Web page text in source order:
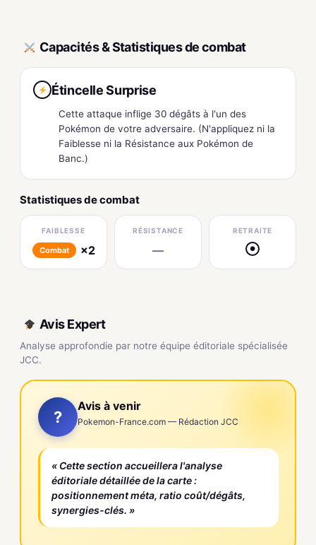
Capacités & Statistiques de combat
Étincelle Surprise
Cette attaque inflige 30 dégâts à l'un des
Pokémon de votre adversaire. (N'appliquez ni la
Faiblesse ni la Résistance aux Pokémon de
Banc.)
Statistiques de combat
FAIBLESSE
Combat ×2
RÉSISTANCE
—
RETRAITE
●
Avis Expert
Analyse approfondie par notre équipe éditoriale spécialisée
JCC.
?
Avis à venir
Pokemon-France.com — Rédaction JCC
« Cette section accueillera l'analyse
éditoriale détaillée de la carte :
positionnement méta, ratio coût/dégâts,
synergies-clés. »